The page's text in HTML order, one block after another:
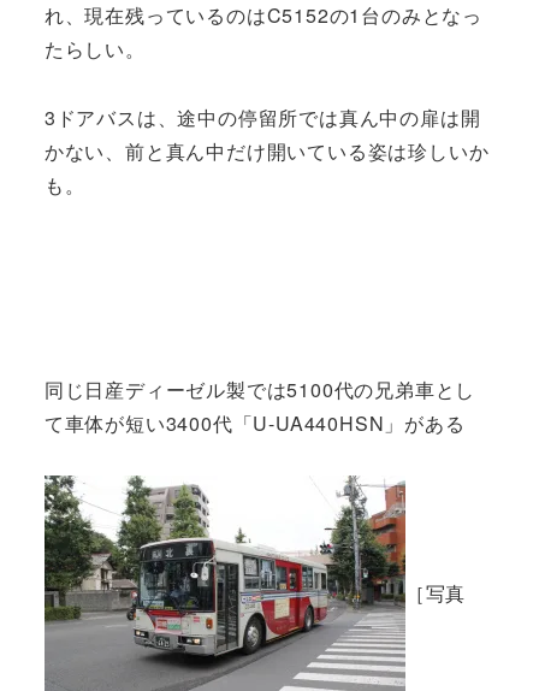
れ、現在残っているのはC5152の1台のみとなっ
たらしい。
3ドアバスは、途中の停留所では真ん中の扉は開
かない、前と真ん中だけ開いている姿は珍しいか
も。
同じ日産ディーゼル製では5100代の兄弟車とし
て車体が短い3400代「U-UA440HSN」がある
［写真